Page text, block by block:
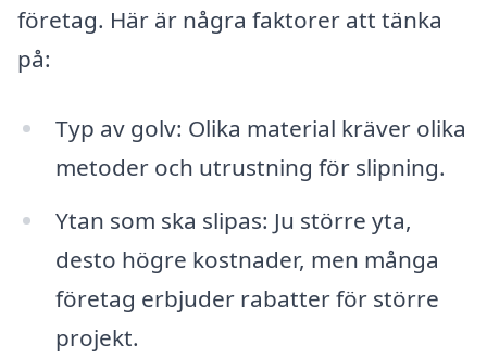
företag. Här är några faktorer att tänka
på:
Typ av golv: Olika material kräver olika
metoder och utrustning för slipning.
Ytan som ska slipas: Ju större yta,
desto högre kostnader, men många
företag erbjuder rabatter för större
projekt.